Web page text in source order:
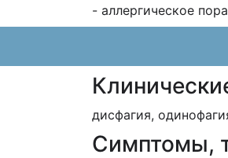
- аллергическое
дисфагия,
Cимптомы,